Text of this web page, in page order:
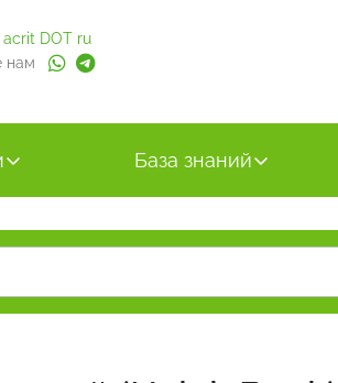
DOT ru
нам
База знаний